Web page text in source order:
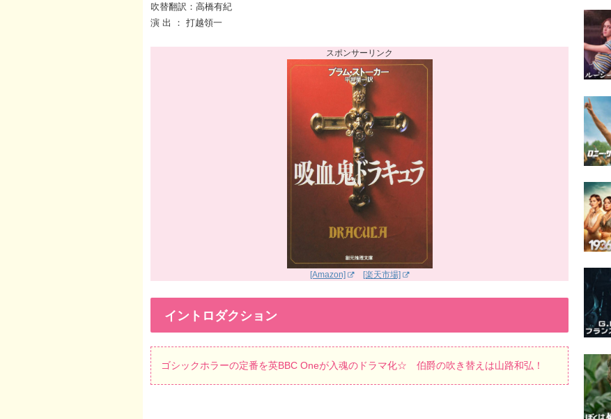
吹替翻訳：高橋有紀
演 出 ： 打越領一
[Amazon] [楽天市場]
イントロダクション
ゴシックホラーの定番を英BBC Oneが入魂のドラマ化☆ 伯爵の吹き替えは山路和弘！